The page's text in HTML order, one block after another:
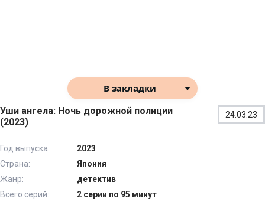
В закладки
Уши ангела: Ночь дорожной полиции
(2023)
24.03.23
Год выпуска:
2023
Страна:
Япония
Жанр:
детектив
Всего серий:
2 серии по 95 минут